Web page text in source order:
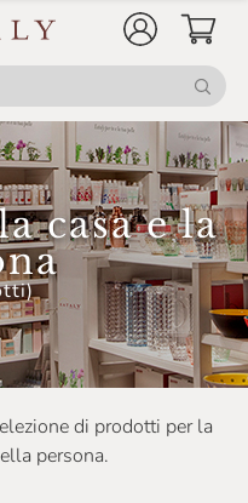
casa e la
di prodotti per la
persona.